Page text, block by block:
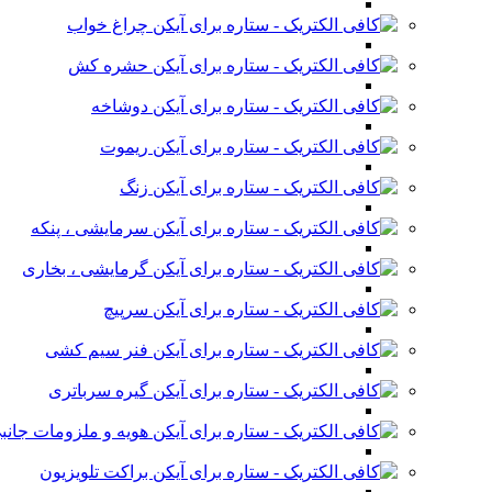
چراغ خواب
حشره کش
دوشاخه
ریموت
زنگ
سرمایشی ، پنکه
گرمایشی ، بخاری
سرپیچ
فنر سیم کشی
گیره سرباتری
هویه و ملزومات
براکت تلویزیون